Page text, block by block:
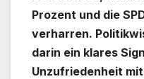
Prozent und die
verharren.
darin ein klares
Unzufriedenheit